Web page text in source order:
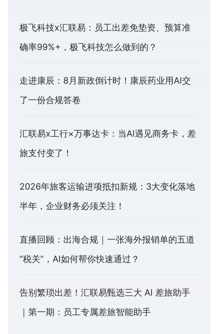
极飞科技x汇联易：员工出差免垫资、预算准
确率99%+，极飞科技怎么做到的？
走进康辰：8月新政倒计时！康辰药业用AI交
了一份合规答卷
汇联易x工行×万事达卡：当AI遇见商务卡，差
旅支付变了！
2026年旅客运输进项抵扣新规：3大变化落地
半年，企业财务必须关注！
直播回顾：出海合规｜一张海外报销单的五道
“税关”，AI如何帮你快速通过？
告别繁琐出差！汇联易甄选三大 AI 差旅助手
｜第一期：员工专属差旅智能助手